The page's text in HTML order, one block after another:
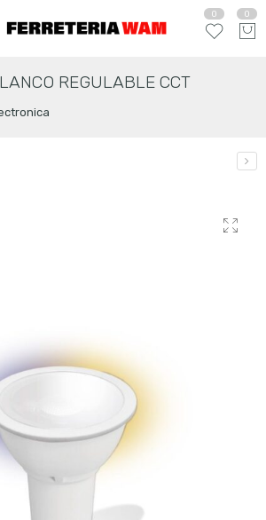
0 0
REGULABLE CCT